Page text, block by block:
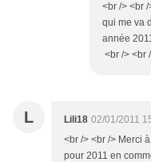
<br /> <br
qui me va
année
<br /> <br
L Lili18 02/01/2011
<br /> <br /> Merci
pour 2011 en